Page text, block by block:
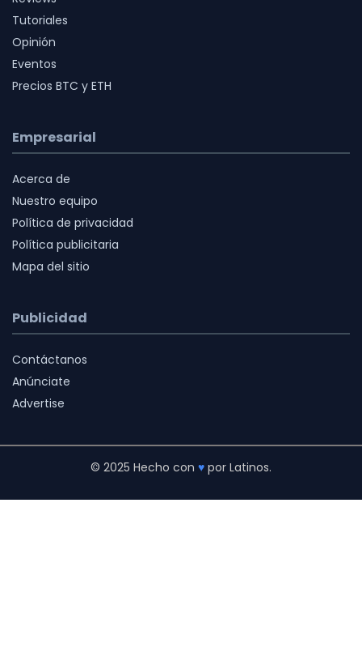
Tutoriales
Opinión
Eventos
Precios BTC y ETH
Empresarial
Acerca de
Nuestro equipo
Política de privacidad
Política publicitaria
Mapa del sitio
Publicidad
Contáctanos
Anúnciate
Advertise
© 2025 Hecho con ♥ por Latinos.